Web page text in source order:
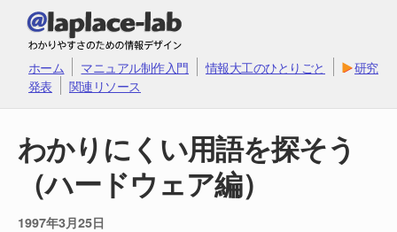
ホーム マニュアル制作入門 情報大工のひとりごと
研究
発表
関連リソース
わかりにくい用語を探そう
（ハードウェア編）
1997年3月25日